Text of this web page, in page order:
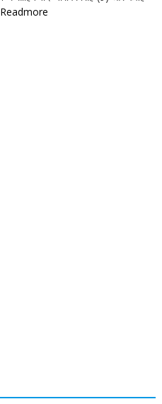
Readmore